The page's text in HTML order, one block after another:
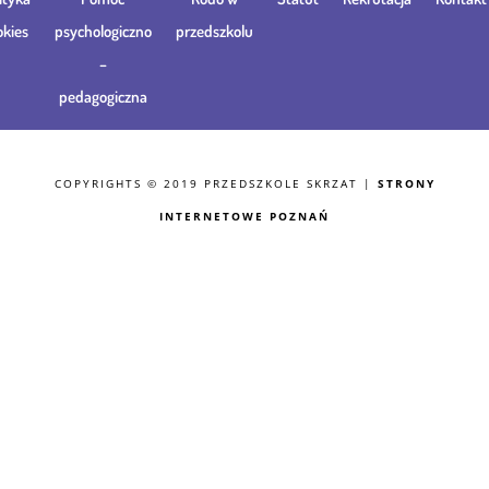
psychologiczno
–
pedagogiczna
przedszkolu
COPYRIGHTS © 2019 PRZEDSZKOLE SKRZAT | STRONY
INTERNETOWE POZNAŃ